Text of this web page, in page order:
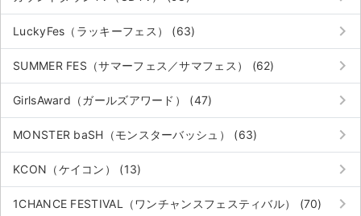
LuckyFes（ラッキーフェス） (63) keyboard_arrow_right
SUMMER FES（サマーフェス／サマフェス） (62) keyboard_arrow_right
GirlsAward（ガールズアワード） (47) keyboard_arrow_right
MONSTER baSH（モンスターバッシュ） (63) keyboard_arrow_right
KCON（ケイコン） (13) keyboard_arrow_right
1CHANCE FESTIVAL（ワンチャンスフェスティバル） (70) keyboard_arrow_right